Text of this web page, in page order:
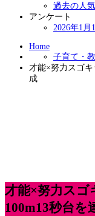
過去の人
アンケート
2026年1
Home
子育て・
才能×努力スゴ
成
才能×努力スゴ
100m13秒台を